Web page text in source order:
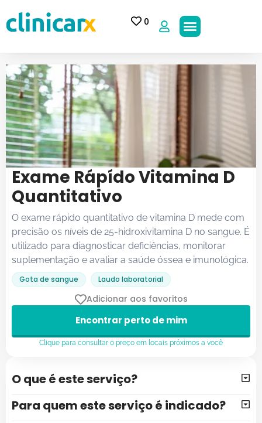
0
Exame Rápído Vitamina D
Quantitativo
O exame rápido quantitativo de vitamina D mede com
precisão os níveis de 25-hidroxivitamina D no sangue. É
utilizado para diagnosticar deficiências, monitorar
suplementação e avaliar a saúde óssea e imunológica.
Gota de sangue Laudo laboratorial
Encontrar perto de mim
Adicionar aos favoritos
Clique para consultar o preço em locais próximos a você
O que é este serviço?
Para quem este serviço é indicado?